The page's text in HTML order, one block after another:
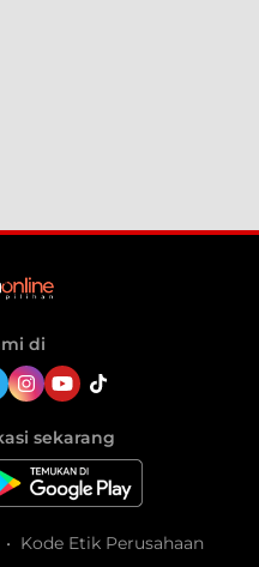
di
sekarang
Kode Etik Perusahaan